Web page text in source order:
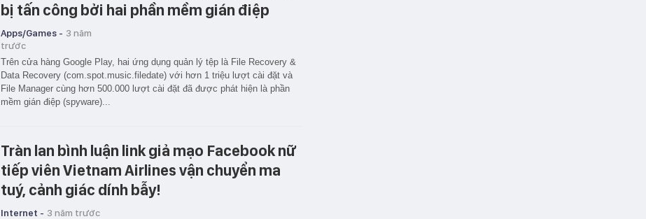
bị tấn công bởi hai phần mềm gián điệp
Apps/Games - 3 năm
trước
Trên cửa hàng Google Play, hai ứng dụng quản lý tệp là File Recovery &
Data Recovery (com.spot.music.filedate) với hơn 1 triệu lượt cài đặt và
File Manager cùng hơn 500.000 lượt cài đặt đã được phát hiện là phần
mềm gián điệp (spyware)...
Tràn lan bình luận link giả mạo Facebook nữ
tiếp viên Vietnam Airlines vận chuyển ma
tuý, cảnh giác dính bẫy!
Internet - 3 năm trước